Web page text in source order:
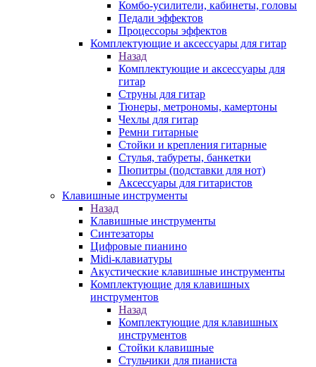
Комбо-усилители, кабинеты, головы
Педали эффектов
Процессоры эффектов
Комплектующие и аксессуары для гитар
Назад
Комплектующие и аксессуары для
гитар
Струны для гитар
Тюнеры, метрономы, камертоны
Чехлы для гитар
Ремни гитарные
Стойки и крепления гитарные
Стулья, табуреты, банкетки
Пюпитры (подставки для нот)
Аксессуары для гитаристов
Клавишные инструменты
Назад
Клавишные инструменты
Синтезаторы
Цифровые пианино
Midi-клавиатуры
Акустические клавишные инструменты
Комплектующие для клавишных
инструментов
Назад
Комплектующие для клавишных
инструментов
Стойки клавишные
Стульчики для пианиста